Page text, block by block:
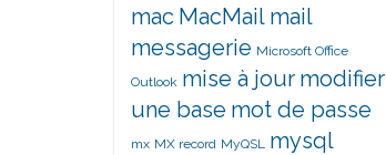
mac MacMail mail
messagerie Microsoft Office
Outlook mise à jour modifier
une base mot de passe
mx MX record MyQSL mysql